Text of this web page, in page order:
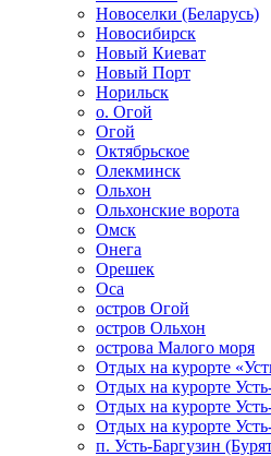
Новоселки (Беларусь)
Новосибирск
Новый Киеват
Новый Порт
Норильск
о. Огой
Огой
Октябрьское
Олекминск
Ольхон
Ольхонские ворота
Омск
Онега
Орешек
Оса
остров Огой
остров Ольхон
острова Малого моря
Отдых на курорте
Отдых на курорте
Отдых на курорте
Отдых на курорте
п. Усть-Баргузин